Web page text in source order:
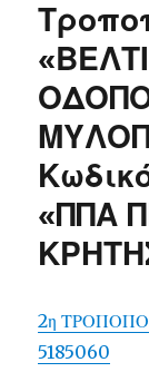
«ΠΠΑ
2η
5185060